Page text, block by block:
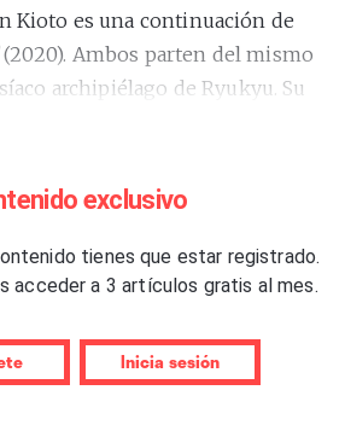
Kioto es una continuación de
Ambos parten del mismo
archipiélago de Ryukyu. Su
cifra estimada de 100.000
Aobaen las aguas turquesas del
aromas minimalistas más
iniciático dejándose
un sentimiento lírico que emplea
exclusivo
tienes que estar registrado.
acceder a 3 artículos gratis al mes.
Inicia sesión